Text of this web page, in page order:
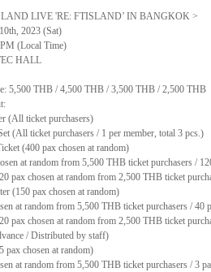
LIVE 'RE: FTISLAND’ IN BANGKOK >
2023 (Sat)
(Local Time)
HALL
5,500 THB / 4,500 THB / 3,500 THB / 2,500 THB
(All ticket purchasers)
(All ticket purchasers / 1 per member, total 3 pcs.)
(400 pax chosen at random)
at random from 5,500 THB ticket purchasers /
pax chosen at random from 2,500 THB ticket
(150 pax chosen at random)
at random from 5,500 THB ticket purchasers /
pax chosen at random from 2,500 THB ticket
/ Distributed by staff)
pax chosen at random)
at random from 5,500 THB ticket purchasers / 3